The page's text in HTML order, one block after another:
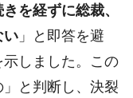
を経ずに総裁、
い 」と即答を避
しました。この
と判断し、決裂